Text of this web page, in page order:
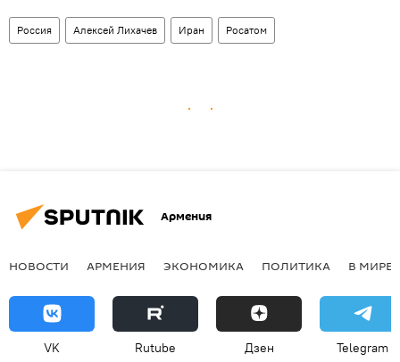
Россия Алексей Лихачев Иран Росатом
Армения
НОВОСТИ АРМЕНИЯ ЭКОНОМИКА ПОЛИТИКА В МИРЕ
VK Rutube Дзен Telegram